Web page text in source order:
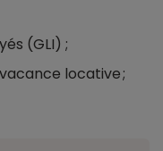
(GLI) ;
locative ;